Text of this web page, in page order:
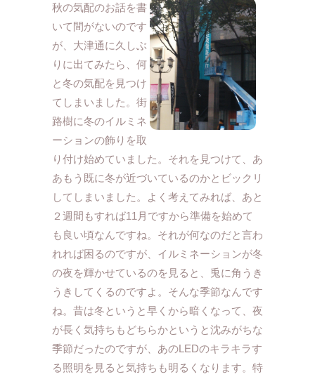
秋の気配のお話を書
いて間がないのです
が、大津通に久しぶ
りに出てみたら、何
と冬の気配を見つけ
てしまいました。街
路樹に冬のイルミネ
ーションの飾りを取
り付け始めていました。それを見つけて、あ
あもう既に冬が近づいているのかとビックリ
してしまいました。よく考えてみれば、あと
２週間もすれば11月ですから準備を始めて
も良い頃なんですね。それが何なのだと言わ
れれば困るのですが、イルミネーションが冬
の夜を輝かせているのを見ると、兎に角うき
うきしてくるのですよ。そんな季節なんです
ね。昔は冬というと早くから暗くなって、夜
が長く気持ちもどちらかというと沈みがちな
季節だったのですが、あのLEDのキラキラす
る照明を見ると気持ちも明るくなります。特